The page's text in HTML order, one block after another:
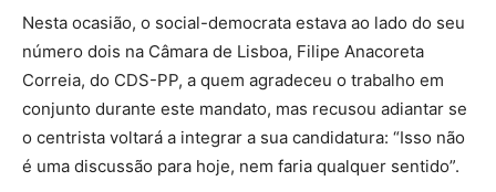
Nesta ocasião, o social-democrata estava ao lado do seu
número dois na Câmara de Lisboa, Filipe Anacoreta
Correia, do CDS-PP, a quem agradeceu o trabalho em
conjunto durante este mandato, mas recusou adiantar se
o centrista voltará a integrar a sua candidatura: “Isso não
é uma discussão para hoje, nem faria qualquer sentido”.